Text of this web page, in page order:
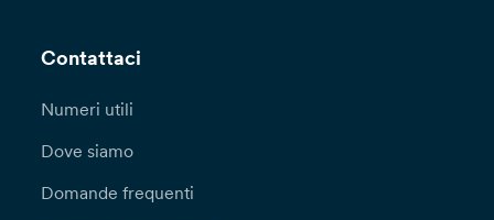
alternativa potrà essere valutata la sussistenza
del GDPR.
Potrai esercitare in ogni momento i diritti a te
Regolamento (UE) 2016/679 (diritto di accesso,
Contattaci
Numeri utili
Dove siamo
Domande frequenti